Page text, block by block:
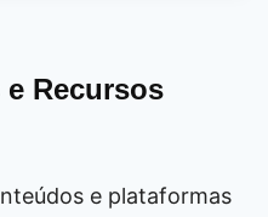
Recursos
e plataformas